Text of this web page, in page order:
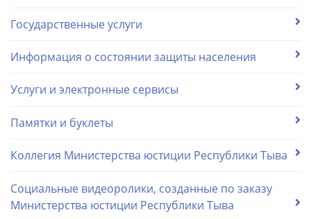
Государственные услуги
Информация о состоянии защиты населения
Услуги и электронные сервисы
Памятки и буклеты
Коллегия Министерства юстиции Республики Тыва
Социальные видеоролики, созданные по заказу
Министерства юстиции Республики Тыва